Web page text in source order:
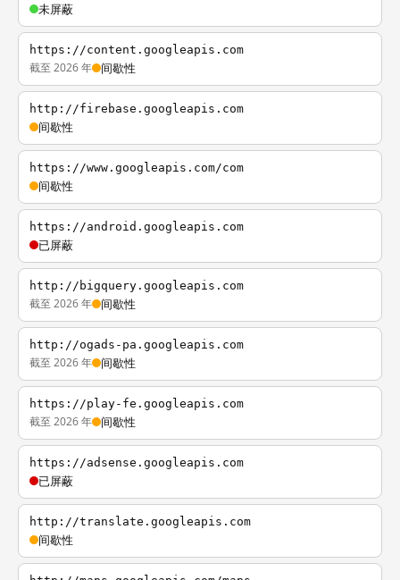
未屏蔽
https://content.googleapis.com
截至 2026 年 间歇性
http://firebase.googleapis.com
间歇性
https://www.googleapis.com/com
间歇性
https://android.googleapis.com
已屏蔽
http://bigquery.googleapis.com
截至 2026 年 间歇性
http://ogads-pa.googleapis.com
截至 2026 年 间歇性
https://play-fe.googleapis.com
截至 2026 年 间歇性
https://adsense.googleapis.com
已屏蔽
http://translate.googleapis.com
间歇性